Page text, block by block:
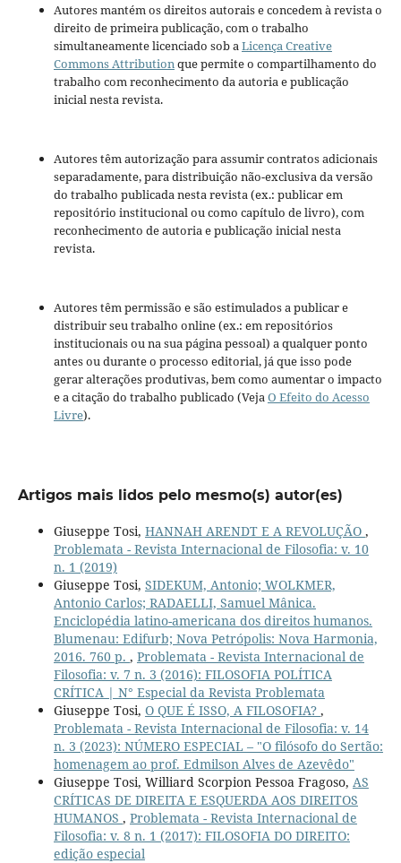
Autores mantém os direitos autorais e concedem à revista o
direito de primeira publicação, com o trabalho
simultaneamente licenciado sob aLicença Creative
Commons Attributionque permite o compartilhamento do
trabalho com reconhecimento da autoria e publicação
inicial nesta revista.
Autores têm autorização para assumir contratos adicionais
separadamente, para distribuição não-exclusiva da versão
do trabalho publicada nesta revista (ex.: publicar em
repositório institucional ou como capítulo de livro), com
reconhecimento de autoria e publicação inicial nesta
revista.
Autores têm permissão e são estimulados a publicar e
distribuir seu trabalho online (ex.: em repositórios
institucionais ou na sua página pessoal) a qualquer ponto
antes ou durante o processo editorial, já que isso pode
gerar alterações produtivas, bem como aumentar o impacto
e a citação do trabalho publicado (VejaO Efeito do Acesso
Livre).
Artigos mais lidos pelo mesmo(s) autor(es)
Giuseppe Tosi, HANNAH ARENDT E A REVOLUÇÃO ,
Problemata - Revista Internacional de Filosofia: v. 10
n. 1 (2019)
Giuseppe Tosi, SIDEKUM, Antonio; WOLKMER,
Antonio Carlos; RADAELLI, Samuel Mânica.
Enciclopédia latino-americana dos direitos humanos.
Blumenau: Edifurb; Nova Petrópolis: Nova Harmonia,
2016. 760 p. , Problemata - Revista Internacional de
Filosofia: v. 7 n. 3 (2016): FILOSOFIA POLÍTICA
CRÍTICA | N° Especial da Revista Problemata
Giuseppe Tosi, O QUE É ISSO, A FILOSOFIA? ,
Problemata - Revista Internacional de Filosofia: v. 14
n. 3 (2023): NÚMERO ESPECIAL – "O filósofo do Sertão:
homenagem ao prof. Edmilson Alves de Azevêdo"
Giuseppe Tosi, Williard Scorpion Pessoa Fragoso, AS
CRÍTICAS DE DIREITA E ESQUERDA AOS DIREITOS
HUMANOS , Problemata - Revista Internacional de
Filosofia: v. 8 n. 1 (2017): FILOSOFIA DO DIREITO:
edição especial